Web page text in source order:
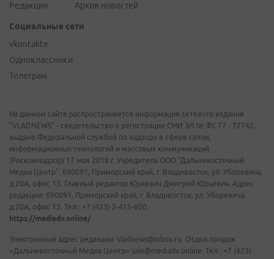
Редакция
Архив новостей
Социальные сети
vkontakte
Одноклассники
Телеграм
На данном сайте распространяется информация сетевого издания
"VLADNEWS" - свидетельство о регистрации СМИ ЭЛ № ФС 77 - 72742,
выдано Федеральной службой по надзору в сфере связи,
информационных технологий и массовых коммуникаций
(Роскомнадзор) 17 мая 2018 г. Учредитель ООО "Дальневосточный
Медиа Центр". 690091, Приморский край, г. Владивосток, ул. Уборевича,
д.20А, офис 13. Главный редактор Юркевич Дмитрий Юрьевич. Адрес
редакции: 690091, Приморский край, г. Владивосток, ул. Уборевича,
д.20А, офис 13. Тел.: +7 (423) 2-415-600.
https://mediadv.online/
Электронный адрес редакции: vladnews@inbox.ru. Отдел продаж
«Дальневосточный Медиа Центр» sale@mediadv.online. Тел.: +7 (423)